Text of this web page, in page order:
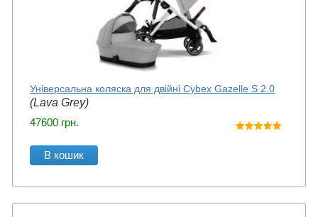
Універсальна коляска для двійні Cybex Gazelle S 2.0
(Lava Grey)
47600 грн.
В кошик